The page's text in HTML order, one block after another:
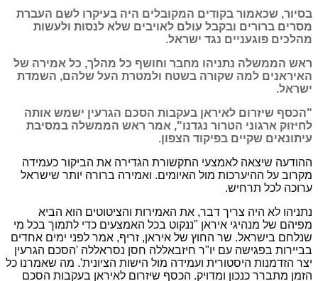
בסיור, שכאמור בקודים המקובלים היה בעיקרו לשם העברת
מסרים ברורים ובקבל עולם לאויבים שלא לנסות ולעשות
מהלכים פוגעניים נגד ישראל.
ראש הממשלה נתניהו מחבר וחושף כל מהלך, כל אמירה של
האיראנים למה שקורה בשטח ולמטרת העל שלהם, השמדת
ישראל.
"הכסף שיזרום לאיראן בעקבות הסכם הגרעין ישמש אותה
לחיזוק ארגוני הטרור נגדנו", אמר ראש הממשלה במסיבת
עיתונאים שקיים בפיקוד הצפון.
ההודעה שיצאה לאמצעי התקשורת הגדירה את הביקור כעמידה
מקרוב על ההיערכות מול האיומים. ואמירה ברורה יותר שישראל
ערוכה לכל תרחיש.
נתניהו לא היה צריך דבר, את האמירות והציטוטים הוא הביא
מפיהם של מנהיגי איראן "ננקוט בכל האמצעים כדי לתמוך בכל מי
שנלחם בישראל. שר החוץ של איראן, זריף, אמר לפני ימים אחדים
בביירות בפגישה עם יו"ר חיזבאללה חסן נסראללה 'הסכם הגרעין
יצר הזדמנות היסטורית ועמידה מול הישות הציונית'. מה שאמרנו כל
הזמן מתברר כנכון ומדויק. הכסף שיזרום לאיראן בעקבות הסכם